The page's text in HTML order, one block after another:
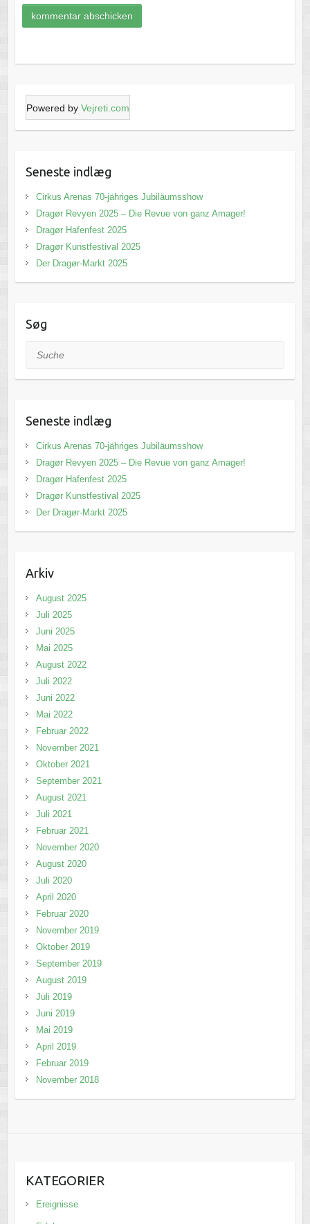
Powered by Vejreti.com
Seneste indlæg
Cirkus Arenas 70-jähriges Jubiläumsshow
Dragør Revyen 2025 – Die Revue von ganz Amager!
Dragør Hafenfest 2025
Dragør Kunstfestival 2025
Der Dragør-Markt 2025
Søg
Suche
Seneste indlæg
Cirkus Arenas 70-jähriges Jubiläumsshow
Dragør Revyen 2025 – Die Revue von ganz Amager!
Dragør Hafenfest 2025
Dragør Kunstfestival 2025
Der Dragør-Markt 2025
Arkiv
August 2025
Juli 2025
Juni 2025
Mai 2025
August 2022
Juli 2022
Juni 2022
Mai 2022
Februar 2022
November 2021
Oktober 2021
September 2021
August 2021
Juli 2021
Februar 2021
November 2020
August 2020
Juli 2020
April 2020
Februar 2020
November 2019
Oktober 2019
September 2019
August 2019
Juli 2019
Juni 2019
Mai 2019
April 2019
Februar 2019
November 2018
KATEGORIER
Ereignisse